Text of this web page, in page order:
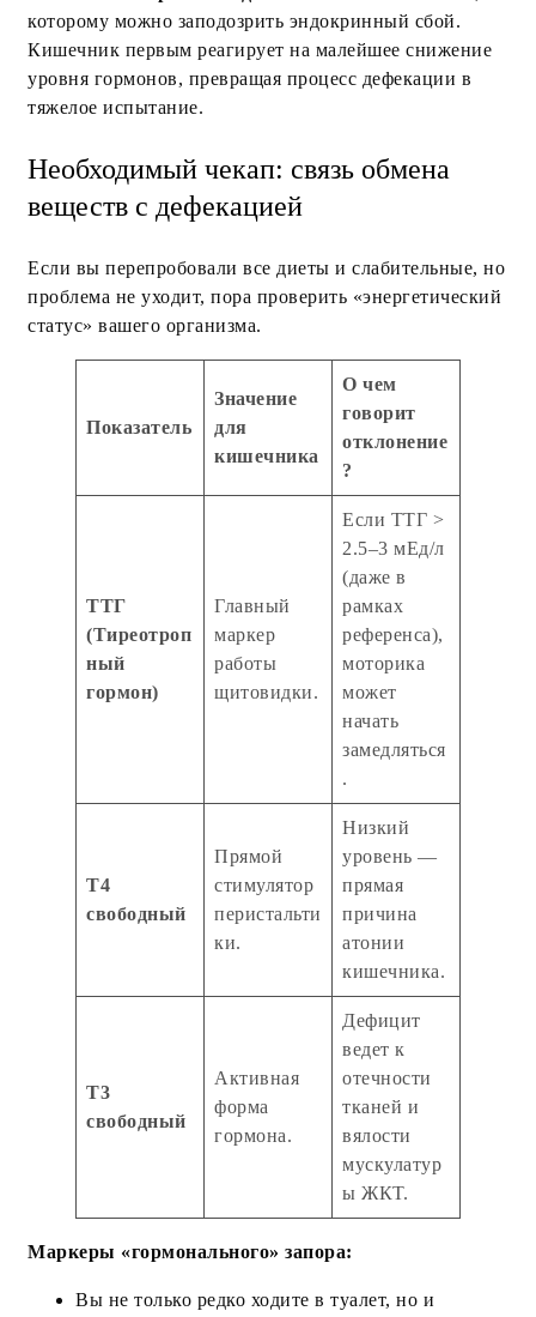
которому можно заподозрить эндокринный сбой.
Кишечник первым реагирует на малейшее снижение
уровня гормонов, превращая процесс дефекации в
тяжелое испытание.
Необходимый чекап: связь обмена
веществ с дефекацией
Если вы перепробовали все диеты и слабительные, но
проблема не уходит, пора проверить «энергетический
статус» вашего организма.
Показатель
Значение
для
кишечника
О чем
говорит
отклонение
?
ТТГ
(Тиреотроп
ный
гормон)
Главный
маркер
работы
щитовидки.
Если ТТГ >
2.5–3 мЕд/л
(даже в
рамках
референса),
моторика
может
начать
замедляться
.
Т4
свободный
Прямой
стимулятор
перистальти
ки.
Низкий
уровень —
прямая
причина
атонии
кишечника.
Т3
свободный
Активная
форма
гормона.
Дефицит
ведет к
отечности
тканей и
вялости
мускулатур
ы ЖКТ.
Маркеры «гормонального» запора:
Вы не только редко ходите в туалет, но и